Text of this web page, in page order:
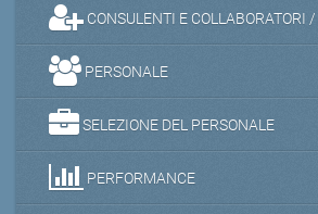
CONSULENTI E COLLABORATORI
PERSONALE
SELEZIONE DEL PERSONALE
PERFORMANCE